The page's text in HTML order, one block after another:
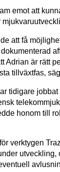
emot att
att få
Adrian är rätt
tillväxtfas,
tidigare jobbat
honom till
verktygen